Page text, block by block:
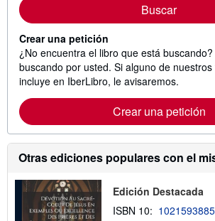
Buscar
Crear una petición
¿No encuentra el libro que está
buscando por usted. Si alguno de
incluye en IberLibro, le avisaremos.
Crear una petición
Otras ediciones populares con el
Edición Destacada
ISBN 10: 1021593885